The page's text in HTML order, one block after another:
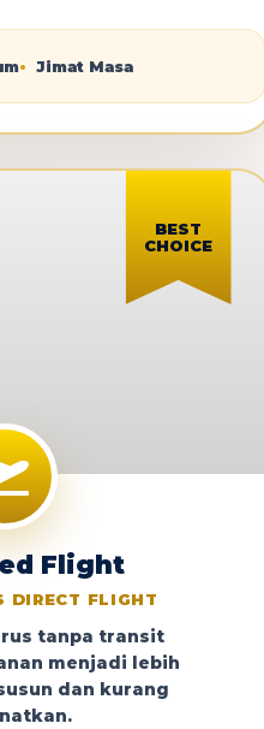
Jimat Masa
BEST
CHOICE
Flight
DIRECT FLIGHT
tanpa transit
menjadi lebih
dan kurang